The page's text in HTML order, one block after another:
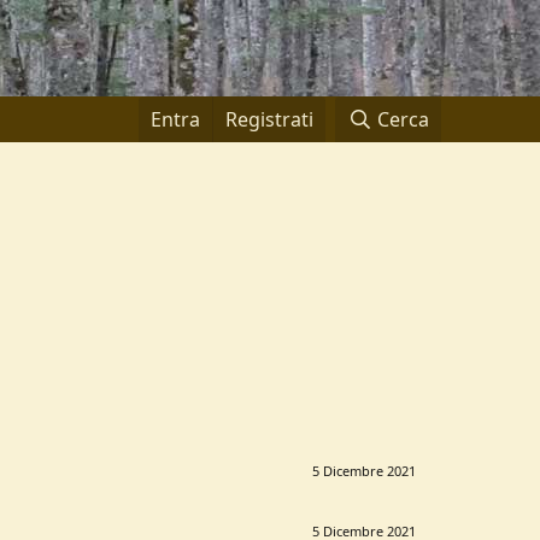
Entra Registrati Cerca
5 Dicembre 2021
5 Dicembre 2021